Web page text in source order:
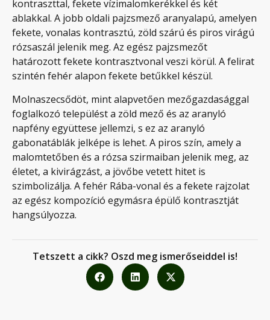
kontraszttal, fekete vízimalomkerékkel és két
ablakkal. A jobb oldali pajzsmező aranyalapú, amelyen
fekete, vonalas kontrasztú, zöld szárú és piros virágú
rózsaszál jelenik meg. Az egész pajzsmezőt
határozott fekete kontrasztvonal veszi körül. A felirat
szintén fehér alapon fekete betűkkel készül.
Molnaszecsődöt, mint alapvetően mezőgazdasággal
foglalkozó települést a zöld mező és az aranyló
napfény együttese jellemzi, s ez az aranyló
gabonatáblák jelképe is lehet. A piros szín, amely a
malomtetőben és a rózsa szirmaiban jelenik meg, az
életet, a kivirágzást, a jövőbe vetett hitet is
szimbolizálja. A fehér Rába-vonal és a fekete rajzolat
az egész kompozíció egymásra épülő kontrasztját
hangsúlyozza.
Tetszett a cikk? Oszd meg ismerőseiddel is!